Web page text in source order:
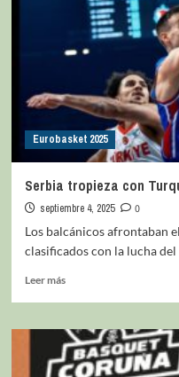
Eurobasket 2025
Serbia tropieza con
septiembre 4, 2025
0
Los balcánicos afrontaban
clasificados con la lucha
Leer más